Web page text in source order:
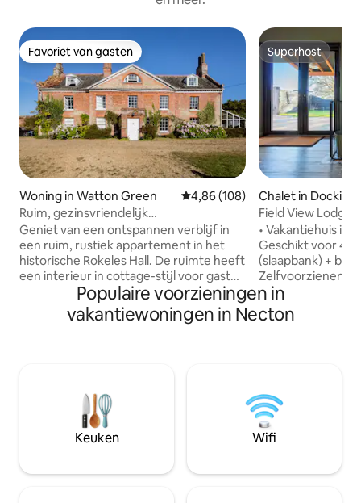
Favoriet van gasten
Favoriet van gasten
Woning in Watton Green Gemiddelde beoordeling van
4,86 (108)
Ruim, gezinsvriendelijk
landhuisappartement
Geniet van een ontspannen verblijf in
een ruim, rustiek appartement in het
historische Rokeles Hall. De ruimte heeft
een interieur in cottage-stijl voor gasten
die comfort en geschiedenis waarderen.
Het appartement heeft
parkeergelegenheid (2+ auto's), een
werd gebouwd in de 13e eeuw en het
bestaande Georgische gebouw dateert
uit de 17e eeuw. Geweldige wifi, koelkast
met vriesvak, waterkoker, broodrooster,
keuken). Goede restaurants, pubs,
Superhost
Superhost
Chalet in Docking
Field View Lodge,
Gezinsvriendelijk
• Vakantiehuis in
Geschikt voor 4
(slaapbank) +
Zelfvoorzienende
slaapkamers en 2
Houtkachel voor
Privé afgesloten
Burnham Market
Geen trappen • 1 van de 3 lodges op het
terrein voor
Olive Lodge,
geschikt voor
Populaire voorzieningen in
vakantiewoningen in Necton
Keuken Wifi